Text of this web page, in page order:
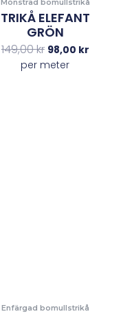
TRIKÅ ELEFANT
GRÖN
149,00kr 98,00 kr
per meter
Enfärgad bomullstrikå